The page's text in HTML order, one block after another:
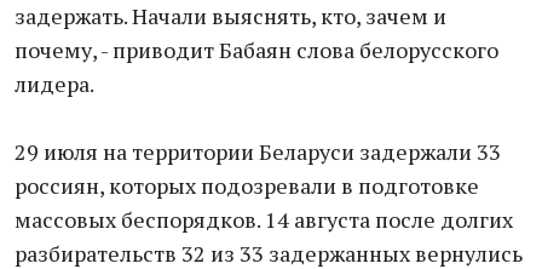
задержать. Начали выяснять, кто, зачем и
почему, - приводит Бабаян слова белорусского
лидера.
29 июля на территории Беларуси задержали 33
россиян, которых подозревали в подготовке
массовых беспорядков. 14 августа после долгих
разбирательств 32 из 33 задержанных вернулись